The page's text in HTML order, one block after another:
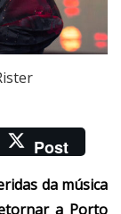
Post
da música
a Porto